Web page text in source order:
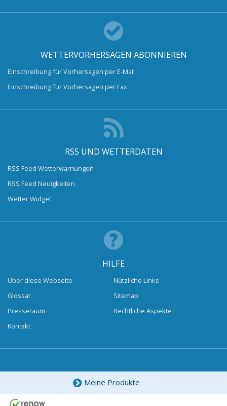
WETTERVORHERSAGEN ABONNIEREN
Einschreibung für Vorhersagen per E-Mail
Einschreibung für Vorhersagen per Fax
RSS UND WETTERDATEN
RSS Feed Wetterwarnungen
RSS Feed Neuigkeiten
Wetter Widget
HILFE
Über diese Webseite
Glossar
Presseraum
Kontakt
Nützliche Links
Sitemap
Rechtliche Aspekte
Meine Produkte